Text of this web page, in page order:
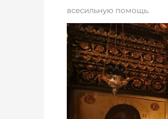
всесильную помощь.